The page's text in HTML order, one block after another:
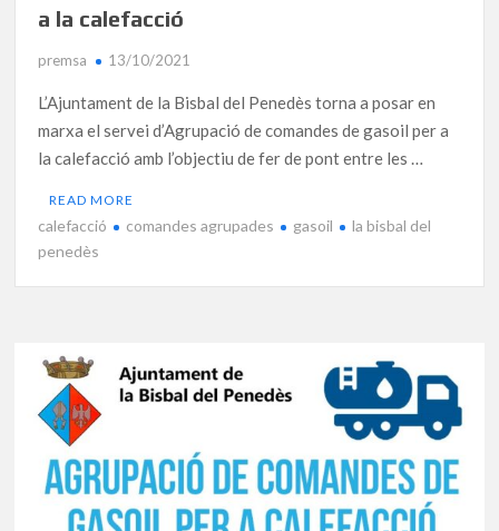
a la calefacció
premsa 13/10/2021
L’Ajuntament de la Bisbal del Penedès torna a posar en
marxa el servei d’Agrupació de comandes de gasoil per a
la calefacció amb l’objectiu de fer de pont entre les …
READ MORE
calefacció comandes agrupades gasoil
la bisbal del
penedès